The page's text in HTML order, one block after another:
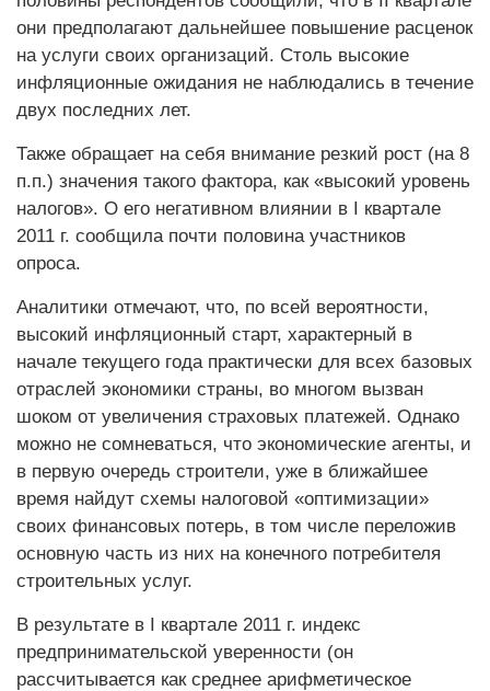
они предполагают дальнейшее повышение расценок
на услуги своих организаций. Столь высокие
инфляционные ожидания не наблюдались в течение
двух последних лет.
Также обращает на себя внимание резкий рост (на 8
п.п.) значения такого фактора, как «высокий уровень
налогов». О его негативном влиянии в I квартале
2011 г. сообщила почти половина участников
опроса.
Аналитики отмечают, что, по всей вероятности,
высокий инф­ляционный старт, характерный в
начале текущего года практически для всех базовых
отраслей экономики страны, во многом вызван
шоком от увеличения страховых платежей. Однако
можно не сомневаться, что экономические агенты, и
в первую очередь строители, уже в ближайшее
время найдут схемы налоговой «оптимизации»
своих финансовых потерь, в том числе переложив
основную часть из них на конечного потребителя
строительных услуг.
В результате в I квартале 2011 г. индекс
предпринимательской уверенности (он
рассчитывается как среднее арифметическое